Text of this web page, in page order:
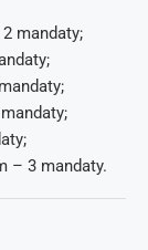
mandaty;
– 3 mandaty.